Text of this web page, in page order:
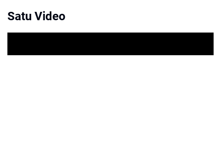
Satu Video